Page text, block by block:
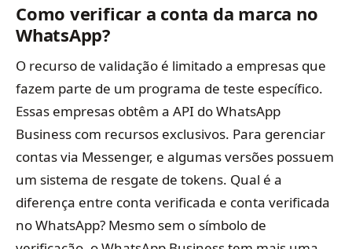
Como verificar a conta da marca no
WhatsApp?
O recurso de validação é limitado a empresas que
fazem parte de um programa de teste específico.
Essas empresas obtêm a API do WhatsApp
Business com recursos exclusivos. Para gerenciar
contas via Messenger, e algumas versões possuem
um sistema de resgate de tokens. Qual é a
diferença entre conta verificada e conta verificada
no WhatsApp? Mesmo sem o símbolo de